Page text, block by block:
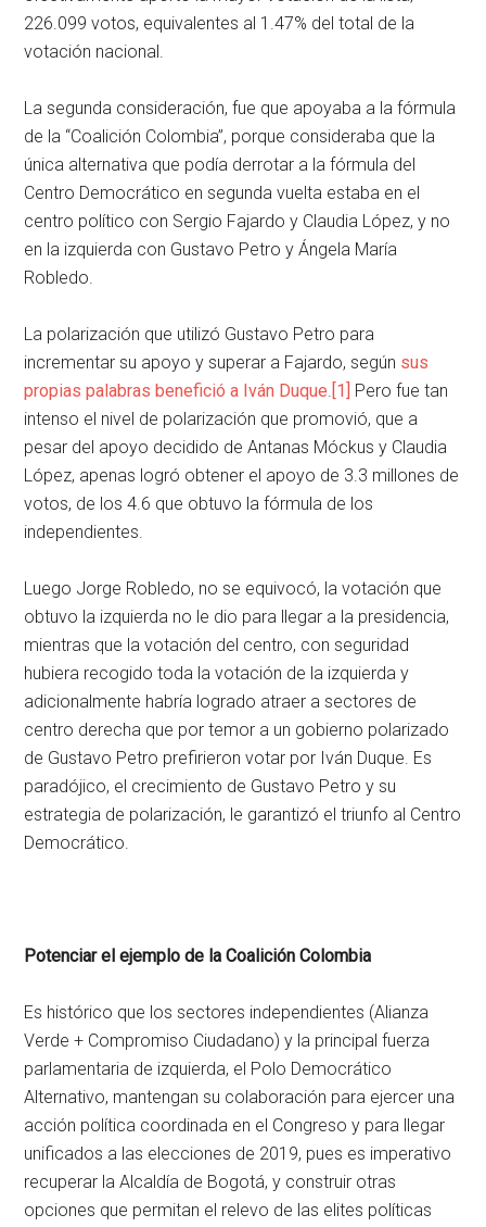
226.099 votos, equivalentes al 1.47% del total de la
votación nacional.
La segunda consideración, fue que apoyaba a la fórmula
de la “Coalición Colombia”, porque consideraba que la
única alternativa que podía derrotar a la fórmula del
Centro Democrático en segunda vuelta estaba en el
centro político con Sergio Fajardo y Claudia López, y no
en la izquierda con Gustavo Petro y Ángela María
Robledo.
La polarización que utilizó Gustavo Petro para
incrementar su apoyo y superar a Fajardo, según sus
propias palabras benefició a Iván Duque.[1] Pero fue tan
intenso el nivel de polarización que promovió, que a
pesar del apoyo decidido de Antanas Móckus y Claudia
López, apenas logró obtener el apoyo de 3.3 millones de
votos, de los 4.6 que obtuvo la fórmula de los
independientes.
Luego Jorge Robledo, no se equivocó, la votación que
obtuvo la izquierda no le dio para llegar a la presidencia,
mientras que la votación del centro, con seguridad
hubiera recogido toda la votación de la izquierda y
adicionalmente habría logrado atraer a sectores de
centro derecha que por temor a un gobierno polarizado
de Gustavo Petro prefirieron votar por Iván Duque. Es
paradójico, el crecimiento de Gustavo Petro y su
estrategia de polarización, le garantizó el triunfo al Centro
Democrático.
Potenciar el ejemplo de la Coalición Colombia
Es histórico que los sectores independientes (Alianza
Verde + Compromiso Ciudadano) y la principal fuerza
parlamentaria de izquierda, el Polo Democrático
Alternativo, mantengan su colaboración para ejercer una
acción política coordinada en el Congreso y para llegar
unificados a las elecciones de 2019, pues es imperativo
recuperar la Alcaldía de Bogotá, y construir otras
opciones que permitan el relevo de las elites políticas